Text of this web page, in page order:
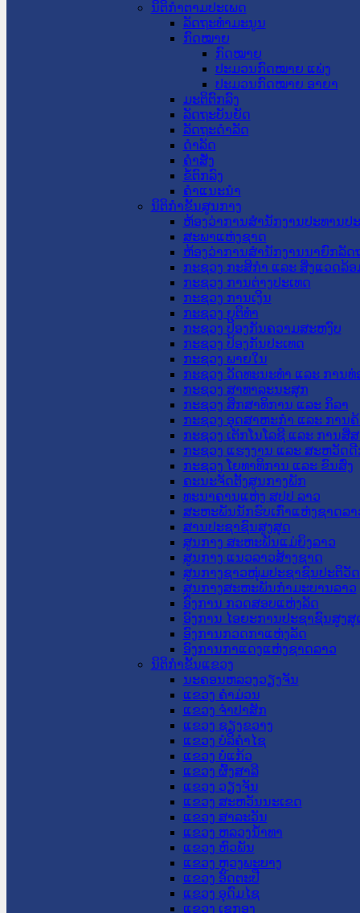
ນິຕິກຳຕາມປະເພດ
ລັດຖະທໍາມະນູນ
ກົດໝາຍ
ກົດໝາຍ
ປະມວນກົດໝາຍ ແພ່ງ
ປະມວນກົດໝາຍ ອາຍາ
ມະຕິຕົກລົງ
ລັດຖະບັນຍັດ
ລັດຖະດໍາລັດ
ດໍາລັດ
ຄໍາສັ່ງ
ຂໍ້ຕົກລົງ
ຄໍາແນະນໍາ
ນິຕິກໍາຂັ້ນສູນກາງ
ຫ້ອງວ່າການສໍານັກງານປະທານປ
ສະພາແຫ່ງຊາດ
ຫ້ອງວ່າການສຳນັກງານນາຍົກລັດ
ກະຊວງ ກະສິກຳ ແລະ ສິ່ງແວດລ້ອ
ກະຊວງ ການຕ່າງປະເທດ
ກະຊວງ ການເງິນ
ກະຊວງ ຍຸຕິທໍາ
ກະຊວງ ປ້ອງກັນຄວາມສະຫງົບ
ກະຊວງ ປ້ອງກັນປະເທດ
ກະຊວງ ພາຍໃນ
ກະຊວງ ວັດທະນະທຳ ແລະ ການທ່
ກະຊວງ ສາທາລະນະສຸກ
ກະຊວງ ສຶກສາທິການ ແລະ ກິລາ
ກະຊວງ ອຸດສາຫະກຳ ແລະ ການຄ້
ກະຊວງ ເຕັກໂນໂລຊີ ແລະ ການສື່
ກະຊວງ ແຮງງານ ແລະ ສະຫວັດ
ກະຊວງ ໂຍທາທິການ ແລະ ຂົນສົ່ງ
ຄະນະຈັດຕັ້ງສູນກາງພັກ
ທະນາຄານແຫ່ງ ສປປ ລາວ
ສະຫະພັນນັກຮົບເກົ່າແຫ່ງຊາດລາ
ສານປະຊາຊົນສູງສຸດ
ສູນກາງ ສະຫະພັນແມ່ຍິງລາວ
ສູນກາງ ແນວລາວສ້າງຊາດ
ສູນກາງຊາວໜຸ່ມປະຊາຊົນປະຕິວັ
ສູນກາງສະຫະພັນກຳມະບານລາວ
ອົງການ ກວດສອບແຫ່ງລັດ
ອົງການ ໄອຍະການປະຊາຊົນສູງສຸ
ອົງການກວດກາແຫ່ງລັດ
ອົງການກາແດງແຫ່ງຊາດລາວ
ນິຕິກໍາຂັ້ນແຂວງ
ນະ​ຄອນ​ຫລວງວຽງຈັນ
ແຂວງ ຄໍາມ່ວນ
ແຂວງ ຈໍາປາສັກ
ແຂວງ ຊຽງຂວາງ
ແຂວງ ບໍລິຄໍາໄຊ
ແຂວງ ບໍ່ແກ້ວ
ແຂວງ ຜົ້ງສາລີ
ແຂວງ ວຽງຈັນ
ແຂວງ ສະຫວັນນະເຂດ
ແຂວງ ສາລະວັນ
ແຂວງ ຫລວງນໍ້າທາ
ແຂວງ ຫົວພັນ
ແຂວງ ຫຼວງພະບາງ
ແຂວງ ອັດຕະປື
ແຂວງ ອຸດົມໄຊ
ແຂວງ ເຊກອງ